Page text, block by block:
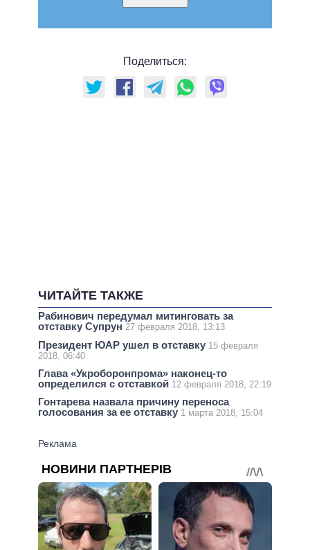
Поделиться:
ЧИТАЙТЕ ТАКЖЕ
Рабинович передумал митинговать за
отставку Супрун 27 февраля 2018, 13:13
Президент ЮАР ушел в отставку 15 февраля
2018, 06:40
Глава «Укроборонпрома» наконец-то
определился с отставкой 12 февраля 2018, 22:19
Гонтарева назвала причину переноса
голосования за ее отставку 1 марта 2018, 15:04